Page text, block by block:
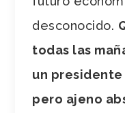
desconocido.
todas las
un
pero ajeno